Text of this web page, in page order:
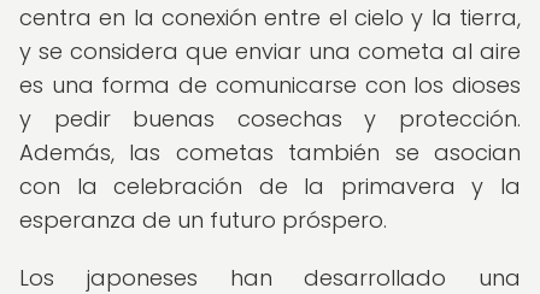
centra en la conexión entre el cielo y la tierra,
y se considera que enviar una cometa al aire
es una forma de comunicarse con los dioses
y pedir buenas cosechas y protección.
Además, las cometas también se asocian
con la celebración de la primavera y la
esperanza de un futuro próspero.
Los japoneses han desarrollado una